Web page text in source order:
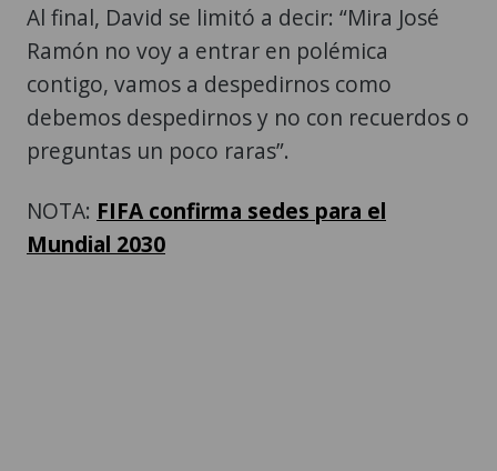
Al final, David se limitó a decir: “Mira José
Ramón no voy a entrar en polémica
contigo, vamos a despedirnos como
debemos despedirnos y no con recuerdos o
preguntas un poco raras”.
NOTA: FIFA confirma sedes para el
Mundial 2030